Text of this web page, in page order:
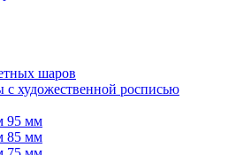
шаров
художественной росписью
95 мм
85 мм